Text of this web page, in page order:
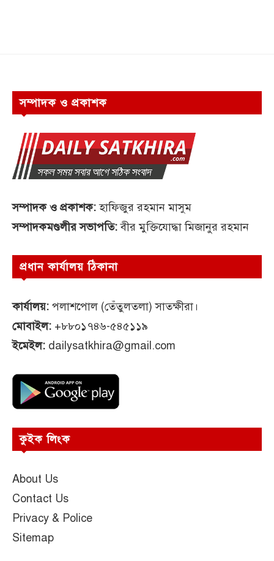
সম্পাদক ও প্রকাশক
সম্পাদক ও প্রকাশক:হাফিজুর রহমান মাসুম
সম্পাদকমণ্ডলীর সভাপতি:বীর মুক্তিযোদ্ধা মিজানুর রহমান
প্রধান কার্যালয় ঠিকানা
কার্যালয়: পলাশপোল (তেঁতুলতলা) সাতক্ষীরা।
মোবাইল: +৮৮০১৭৪৬-৫৪৫১১৯
ইমেইল: dailysatkhira@gmail.com
কুইক লিংক
About Us
Contact Us
Privacy & Police
Sitemap